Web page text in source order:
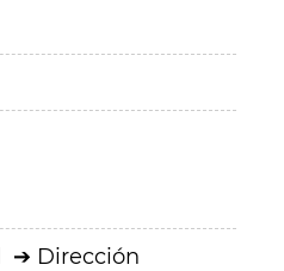
Dirección